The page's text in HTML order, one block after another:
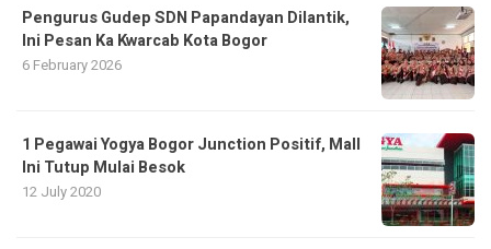
Pengurus Gudep SDN Papandayan Dilantik,
Ini Pesan Ka Kwarcab Kota Bogor
6 February 2026
1 Pegawai Yogya Bogor Junction Positif, Mall
Ini Tutup Mulai Besok
12 July 2020